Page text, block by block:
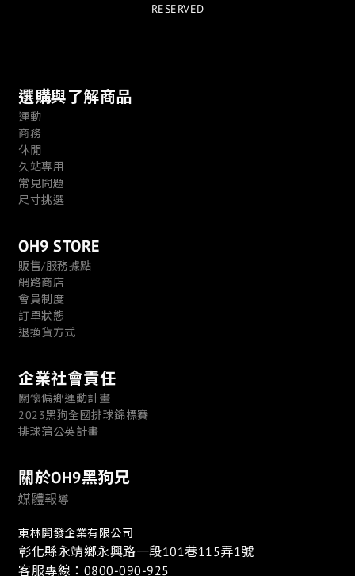
RESERVED
選購與了解商品
運動
商務
休閒
久站專用
常見問題
尺寸挑選
OH9 STORE
販售/服務據點
網路商店
會員制度
訂單狀態
退換貨方式
企業社會責任
關懷偏鄉運動計畫
2023黑狗全國排球錦標賽
排球蒲公英計畫
關於OH9黑狗兄
媒體報導
東林開發企業有限公司
彰化縣永靖鄉永興路一段101巷115弄1號
客服專線：0800-090-925